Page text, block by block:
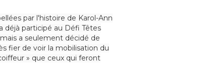
par l'histoire de Karol-Ann
déjà participé au Défi Têtes
a seulement décidé de
fier de voir la mobilisation du
» que ceux qui feront